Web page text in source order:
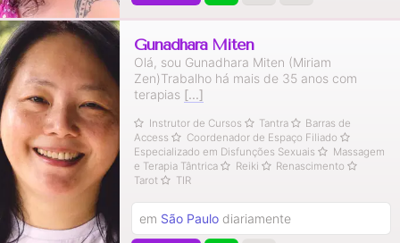
Gunadhara Miten
Olá, sou Gunadhara Miten (Miriam
Zen)Trabalho há mais de 35 anos com
terapias [...]
Instrutor de Cursos Tantra
Barras de
Access
Coordenador de Espaço Filiado
Especializado em Disfunções Sexuais
Massagem
e Terapia Tântrica
Reiki
Renascimento
Tarot
TIR
em São Paulo diariamente